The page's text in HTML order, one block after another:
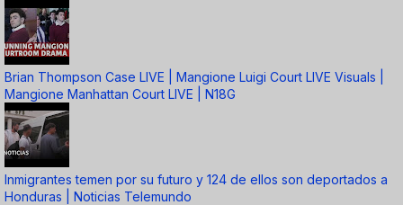
Brian Thompson Case LIVE | Mangione Luigi Court LIVE Visuals |
Mangione Manhattan Court LIVE | N18G
Inmigrantes temen por su futuro y 124 de ellos son deportados a
Honduras | Noticias Telemundo